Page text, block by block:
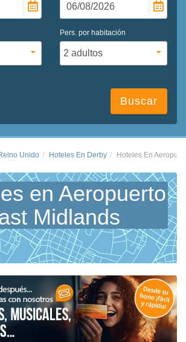
Pers. por habitación
Buscar
Unido Hoteles En Derby Hoteles En
en Aeropuerto
Midlands